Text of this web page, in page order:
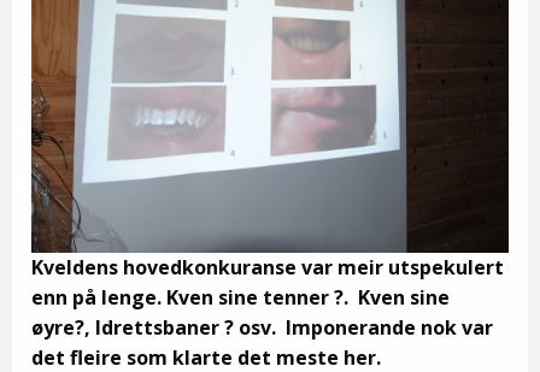
Kveldens hovedkonkuranse var meir utspekulert
enn på lenge. Kven sine tenner ?. Kven sine
øyre?, Idrettsbaner ? osv. Imponerande nok var
det fleire som klarte det meste her.